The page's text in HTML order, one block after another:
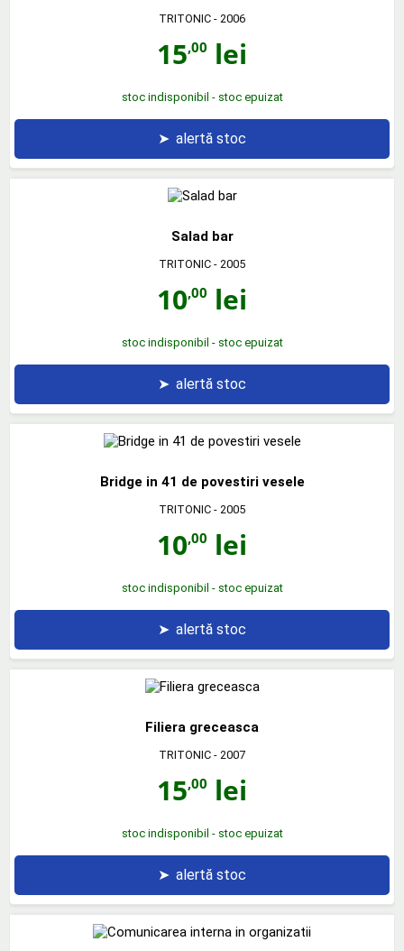
TRITONIC - 2006
15,00 lei
stoc indisponibil - stoc epuizat
➤ alertă stoc
Salad bar
TRITONIC - 2005
10,00 lei
stoc indisponibil - stoc epuizat
➤ alertă stoc
Bridge in 41 de povestiri vesele
TRITONIC - 2005
10,00 lei
stoc indisponibil - stoc epuizat
➤ alertă stoc
Filiera greceasca
TRITONIC - 2007
15,00 lei
stoc indisponibil - stoc epuizat
➤ alertă stoc